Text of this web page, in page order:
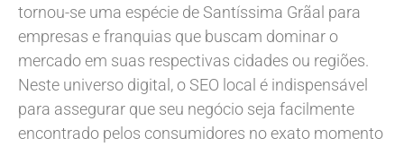
tornou-se uma espécie de Santíssima Grãal para
empresas e franquias que buscam dominar o
mercado em suas respectivas cidades ou regiões.
Neste universo digital, o SEO local é indispensável
para assegurar que seu negócio seja facilmente
encontrado pelos consumidores no exato momento